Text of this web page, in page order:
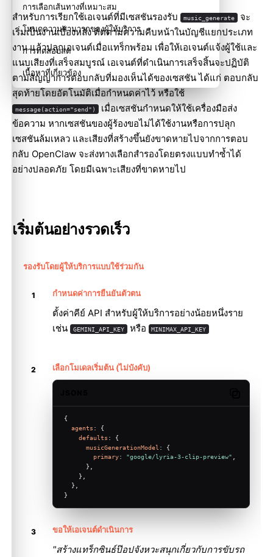
สำหรับการเรียกใช้เอเจนต์ที่มีเซสชันรองรับ music_generate จะ
เริ่มเป็นงานเบื้องหลัง ติดตามความคืบหน้าในบัญชีแยกประเภท
งาน แล้วปลุกเอเจนต์เมื่อแทร็กพร้อม เพื่อให้เอเจนต์แจ้งผู้ใช้และ
แนบเสียงที่เสร็จสมบูรณ์ เอเจนต์ที่ดำเนินการเสร็จสิ้นจะปฏิบัติ
ตามสัญญาการตอบกลับที่มองเห็นได้ของเซสชัน ได้แก่ ตอบกลับ
สุดท้ายโดยอัตโนมัติเมื่อกำหนดค่าไว้ หรือใช้
message(action="send") เมื่อเซสชันกำหนดให้ใช้เครื่องมือส่ง
ข้อความ หากเซสชันของผู้ร้องขอไม่ได้ใช้งานหรือการปลุก
เซสชันล้มเหลว และเสียงที่สร้างขึ้นยังขาดหายไปจากการตอบ
กลับ OpenClaw จะส่งทางเลือกสำรองโดยตรงแบบทำซ้ำได้
อย่างปลอดภัย โดยมีเฉพาะเสียงที่ขาดหายไป
เริ่มต้นอย่างรวดเร็ว
รองรับโดยผู้ให้บริการแบบใช้ร่วมกัน
กำหนดค่าการยืนยันตัวตน
ตั้งค่าคีย์ API สำหรับผู้ให้บริการอย่างน้อยหนึ่งราย
เช่น
GEMINI_API_KEY หรือ MINIMAX_API_KEY
เลือกโมเดลเริ่มต้น (ไม่บังคับ)
{
agents : {
defaults : {
musicGenerationModel : {
primary: "google/lyria-3-clip-preview"
      },
    },
  },
}
ขอให้เอเจนต์ดำเนินการ
"สร้างแทร็กซินธ์ป๊อปจังหวะสนุกเกี่ยวกับการขับรถ
การเลือกเส้นทางที่เหมาะสม
โหมดความสามารถของผู้ให้บริการ
การทดสอบสด
เนื้อหาที่เกี่ยวข้อง